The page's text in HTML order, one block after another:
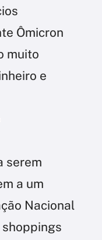
Ômicron
muito
e
serem
a um
Nacional